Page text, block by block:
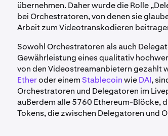
übernehmen. Daher wurde die Rolle
bei Orchestratoren, von denen sie
Arbeit zum Videotranskodieren
Sowohl Orchestratoren als auch
Gewährleistung eines qualitativ
von den Videostreamanbietern gezahlt
Etheroder einem StablecoinwieDAI,
Orchestratoren und Delegatoren im
außerdem alle 5760 Ethereum-Blöcke,
Tokens, die zwischen Delegatoren und